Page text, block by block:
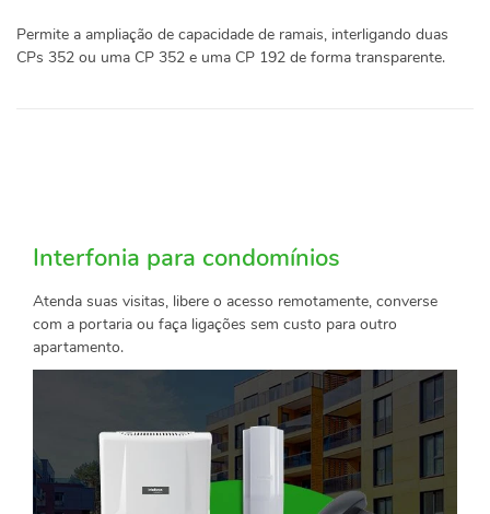
Permite a ampliação de capacidade de ramais, interligando duas
CPs 352 ou uma CP 352 e uma CP 192 de forma transparente.
Interfonia para condomínios
Atenda suas visitas, libere o acesso remotamente, converse
com a portaria ou faça ligações sem custo para outro
apartamento.